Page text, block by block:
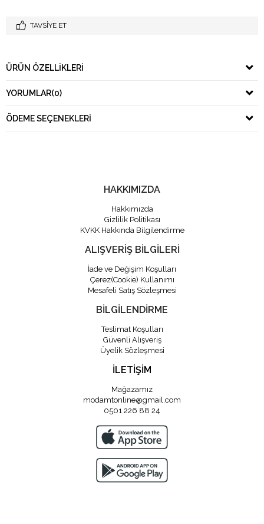
TAVSIYE ET
ÜRÜN ÖZELLIKLERI
YORUMLAR(0)
ÖDEME SEÇENEKLERI
HAKKIMIZDA
Hakkımızda
Gizlilik Politikası
KVKK Hakkında Bilgilendirme
ALIŞVERİŞ BİLGİLERİ
İade ve Değişim Koşulları
Çerez(Cookie) Kullanımı
Mesafeli Satış Sözleşmesi
BİLGİLENDİRME
Teslimat Koşulları
Güvenli Alışveriş
Üyelik Sözleşmesi
İLETİŞİM
Mağazamız
modamtonline@gmail.com
0501 226 88 24